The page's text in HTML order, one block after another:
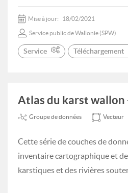
Mise à jour: 18/02/2021
Service public de Wallonie (SPW)
Service Téléchargement
Atlas du karst wallon
Groupe de données Vecteur
Cette série de couches de
inventaire cartographique et
karstiques et des rivières